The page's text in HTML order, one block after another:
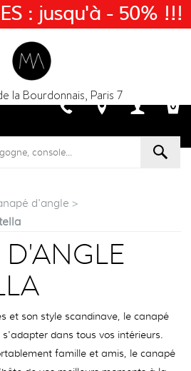
la Bourdonnais, Paris 7
d'angle >
et son style scandinave, le canapé
dans tous vos intérieurs.
famille et amis, le canapé
: jusqu'à - 50% !!!